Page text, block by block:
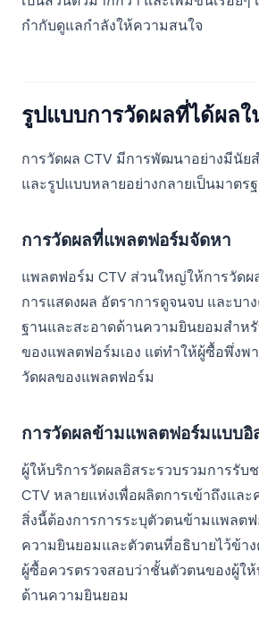
กำกับดูแลกำลังให้ความสนใจ
รูปแบบการวัดผลที่ได้ผล
การวัดผล CTV มีการพัฒนาอย่างมีนั
และรูปแบบหลายอย่างกลายเป็นมาตร
การวัดผลที่แพลตฟอร์มจัดหา
แพลตฟอร์ม CTV ส่วนใหญ่ให้การวัดผ
การแสดงผล อัตราการดูจนจบ และบ
ฐานและสะอาดด้านความยินยอมสำห
ของแพลตฟอร์มเอง แต่ทำให้ผู้ซื้อพึ่งพา
วัดผลของแพลตฟอร์ม
การวัดผลข้ามแพลตฟอร์มแบบอิ
ผู้ให้บริการวัดผลอิสระรวบรวมการรั
CTV หลายแห่งเพื่อผลิตการเข้าถึงแล
สิ่งนี้ต้องการการระบุตัวตนข้ามแพลต
ความยินยอมและตัวตนที่อธิบายไว้ข้า
ผู้ซื้อควรตรวจสอบว่าชั้นตัวตนของผู้ใ
ด้านความยินยอม